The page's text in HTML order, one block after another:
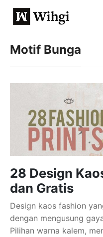
Motif Bunga
28 Design
dan Gratis
Design kaos fashion
dengan mengusung
Pilihan warna kalem,